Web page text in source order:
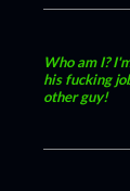
Who am I?
his fucking
other guy!